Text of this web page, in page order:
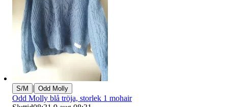
S/M | Odd Molly
Odd Molly blå tröja, storlek 1 mohair